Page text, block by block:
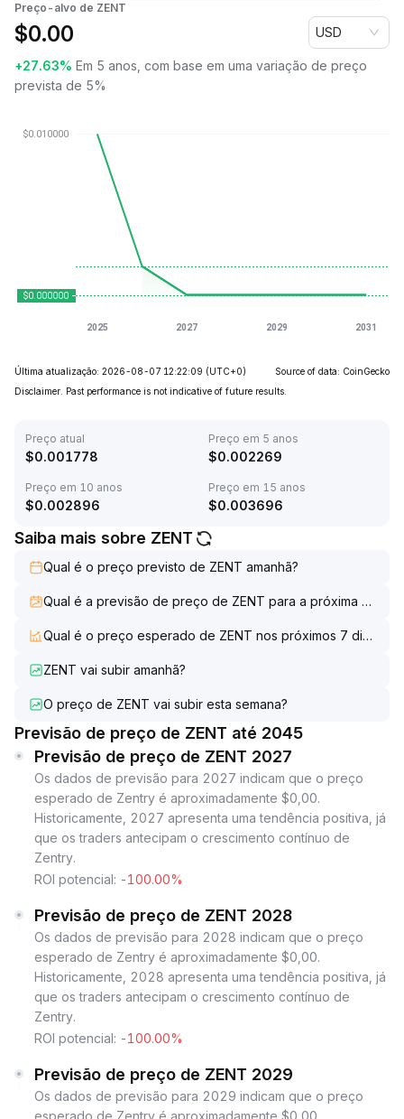
Preço-alvo de ZENT
$0.00 USD
+27.63% Em 5 anos, com base em uma variação de preço
prevista de 5%
Última atualização: 2026-08-07 12:22:09 (UTC+0)
Source of data: CoinGecko
Disclaimer. Past performance is not indicative of future results.
Preço atual
$0.001778
Preço em 5 anos
$0.002269
Preço em 10 anos
$0.002896
Preço em 15 anos
$0.003696
Saiba mais sobre ZENT
Qual é o preço previsto de ZENT amanhã?
Qual é a previsão de preço de ZENT para a próxima
Qual é o preço esperado de ZENT nos próximos 7 dias?
ZENT vai subir amanhã?
O preço de ZENT vai subir esta semana?
Previsão de preço de ZENT até 2045
Previsão de preço de ZENT 2027
Os dados de previsão para 2027 indicam que o preço
esperado de Zentry é aproximadamente $0,00.
Historicamente, 2027 apresenta uma tendência positiva, já
que os traders antecipam o crescimento contínuo de
Zentry.
ROI potencial: -100.00%
Previsão de preço de ZENT 2028
Os dados de previsão para 2028 indicam que o preço
esperado de Zentry é aproximadamente $0,00.
Historicamente, 2028 apresenta uma tendência positiva, já
que os traders antecipam o crescimento contínuo de
Zentry.
ROI potencial: -100.00%
Previsão de preço de ZENT 2029
Os dados de previsão para 2029 indicam que o preço
esperado de Zentry é aproximadamente $0,00.